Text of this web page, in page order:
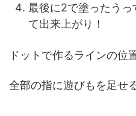
最後に2で塗ったうっ
て出来上がり！
ドットで作るラインの位
全部の指に遊びもを足せ